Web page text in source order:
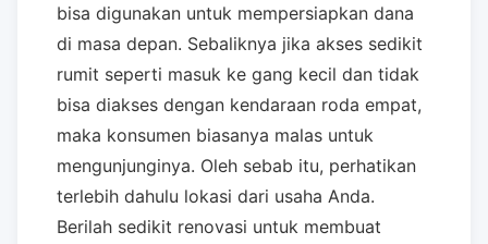
bisa digunakan untuk mempersiapkan dana
di masa depan. Sebaliknya jika akses sedikit
rumit seperti masuk ke gang kecil dan tidak
bisa diakses dengan kendaraan roda empat,
maka konsumen biasanya malas untuk
mengunjunginya. Oleh sebab itu, perhatikan
terlebih dahulu lokasi dari usaha Anda.
Berilah sedikit renovasi untuk membuat